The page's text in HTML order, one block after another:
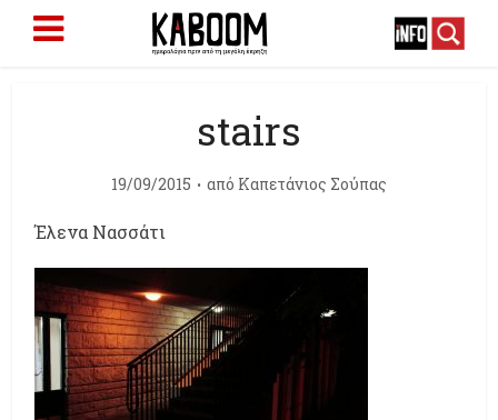
stairs
19/09/2015 από Καπετάνιος Σούπας
Έλενα Νασσάτι